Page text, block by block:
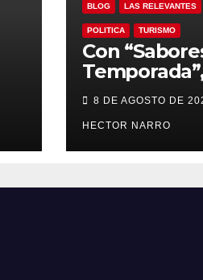
BLOG LAS RELEVANTES
POLITICA TURISMO
Con
Los Cabos y
impulsan
local con
BCS
8 DE AGOSTO DE
HECTOR NARRO